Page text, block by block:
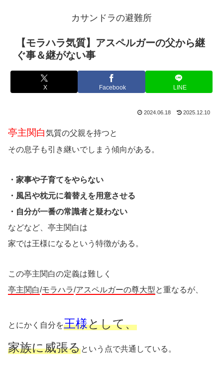
カサンドラの避難所
【モラハラ気質】アスペルガーの父から継
ぐ事＆継がない事
X Facebook LINE
2024.06.18 2025.12.10
亭主関白気質の父親を持つと
その息子も引き継いでしまう傾向がある。
・家事や子育てをやらない
・風呂や枕元に着替えを用意させる
・自分が一番の常識者と疑わない
などなど、亭主関白は
家では王様になるという特徴がある。
この亭主関白の定義は難しく
亭主関白/モラハラ/アスペルガーの尊大型と重なるが、
とにかく自分を王様として、
家族に威張るという点で共通している。